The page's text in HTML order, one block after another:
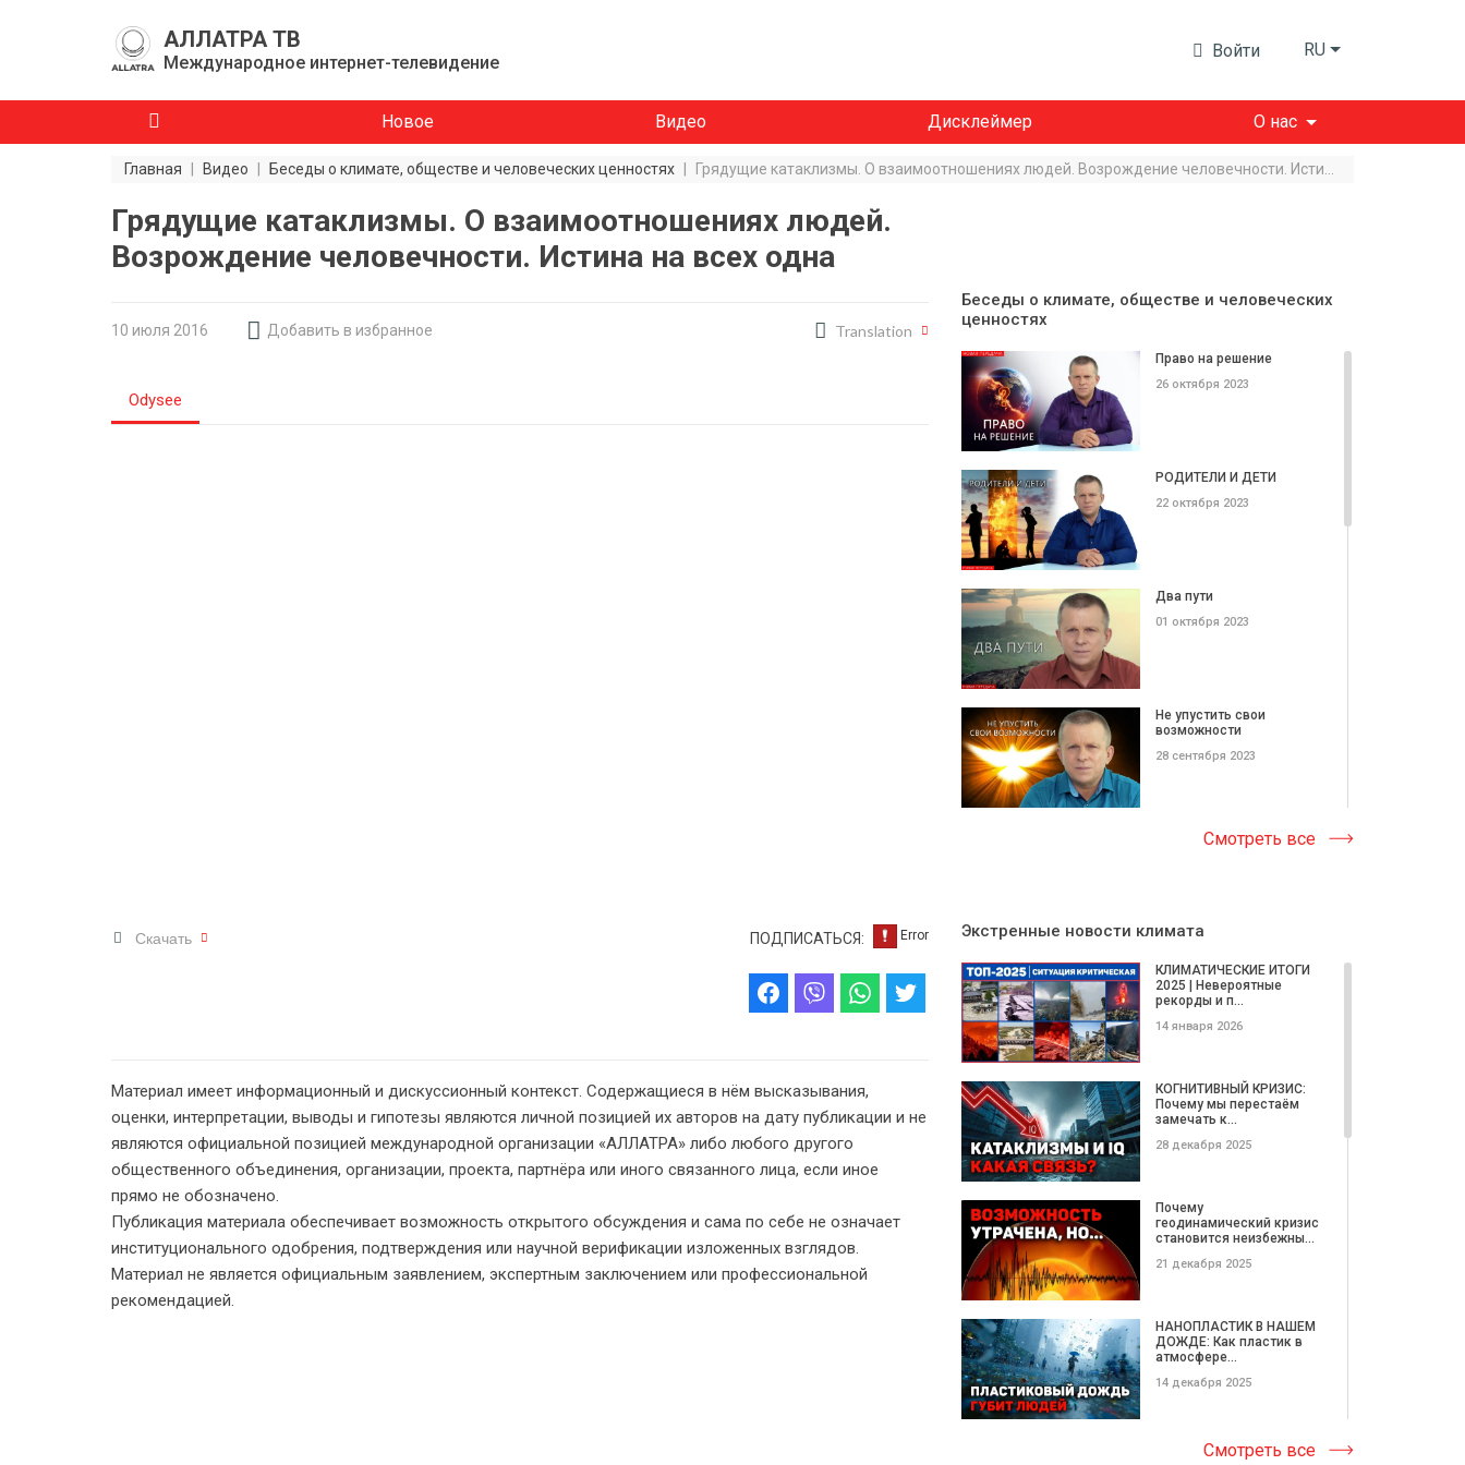
АЛЛАТРА ТВ
Международное интернет-телевидение
Войти RU
Новое Видео Дисклеймер О нас
Главная Видео Беседы о климате, обществе и человеческих ценностях
Грядущие катаклизмы. О взаимоотношениях людей.
Возрождение человечности. Истина на всех одна
10 июля 2016 Добавить в избранное Translation
Odysee
Скачать ПОДПИСАТЬСЯ:
Материал имеет информационный и дискуссионный контекст. Содержащиеся в нём высказывания,
оценки, интерпретации, выводы и гипотезы являются личной позицией их авторов на дату публикации и не
являются официальной позицией международной организации «АЛЛАТРА» либо любого другого
общественного объединения, организации, проекта, партнёра или иного связанного лица, если иное
прямо не обозначено.
Публикация материала обеспечивает возможность открытого обсуждения и сама по себе не означает
институционального одобрения, подтверждения или научной верификации изложенных взглядов.
Материал не является официальным заявлением, экспертным заключением или профессиональной
рекомендацией.
Беседы о климате, обществе и человеческих
ценностях
Право на решение
26 октября 2023
РОДИТЕЛИ И ДЕТИ
22 октября 2023
Два пути
01 октября 2023
Не упустить свои
возможности
28 сентября 2023
Тропою Вечности
21 сентября 2023
14 сентября 2023
07 сентября 2023
03 сентября 2023
20 августа 2023
Смотреть все
Экстренные новости климата
КЛИМАТИЧЕСКИЕ ИТОГИ
2025 | Невероятные
рекорды и п...
14 января 2026
КОГНИТИВНЫЙ КРИЗИС:
Почему мы перестаём
замечать к...
28 декабря 2025
Почему
геодинамический кризис
становится неизбежны...
21 декабря 2025
НАНОПЛАСТИК В НАШЕМ
ДОЖДЕ: Как пластик в
атмосфере...
14 декабря 2025
Катастрофические
ОПОЛЗНИ этой недели |
Смотреть все